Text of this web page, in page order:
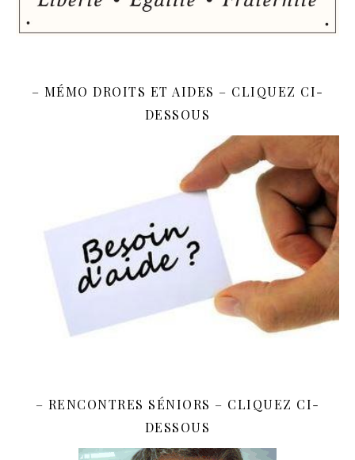
– MÉMO DROITS ET AIDES – CLIQUEZ CI-
DESSOUS
– RENCONTRES SÉNIORS – CLIQUEZ CI-
DESSOUS